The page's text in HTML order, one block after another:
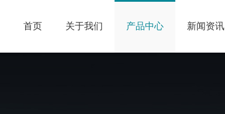
首页 关于我们 产品中心 新闻资讯